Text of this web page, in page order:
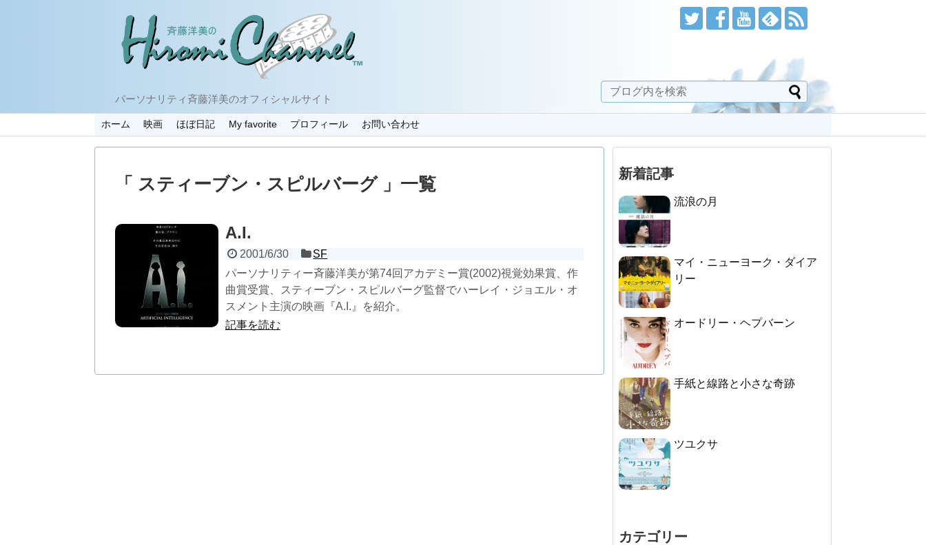
パーソナリティ斉藤洋美のオフィシャルサイト
ホーム 映画 ほぼ日記 My favorite プロフィール お問い合わせ
「 スティーブン・スピルバーグ 」一覧
A.I.
2001/6/30
SF
パーソナリティー斉藤洋美が第74回アカデミー賞(2002)視覚効果賞、作
曲賞受賞、スティーブン・スピルバーグ監督でハーレイ・ジョエル・オ
スメント主演の映画『A.I.』を紹介。
記事を読む
新着記事
流浪の月
マイ・ニューヨーク・ダイア
リー
オードリー・ヘプバーン
手紙と線路と小さな奇跡
ツユクサ
カテゴリー